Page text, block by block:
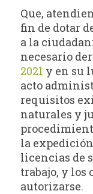
Que,
fin de dotar
a la
necesario
2021 y en su
acto
requisitos
naturales y
la
licencias de
trabajo, y los
autorizarse.